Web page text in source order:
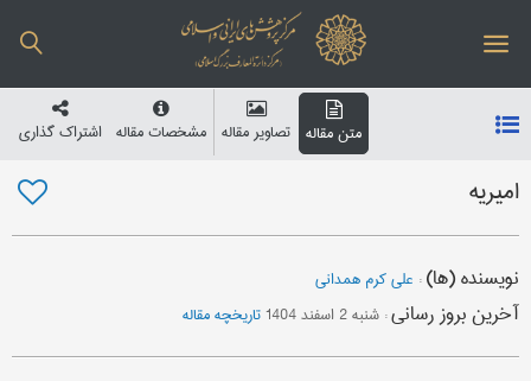
متن مقاله تصاویر مقاله مشخصات مقاله اشتراک گذاری
امیریه
نویسنده (ها): علی کرم همدانی
آخرین بروز رسانی: شنبه 2 اسفند 1404 تاریخچه مقاله